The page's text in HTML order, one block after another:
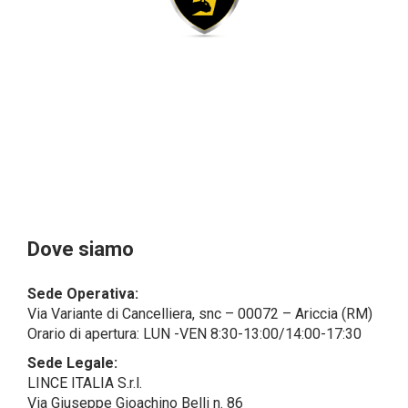
giuridiche sono in via generale escluse
dal campo di applicazione del GDPR (artt. 1 e 4 del
Alcuni segmenti dell’attività richiesta potrebbero
l’espletamento di alcune attività determinate a
società esterne che presentano le garanzie richieste
dal GDPR, abilitandole e a compiere
operazioni determinate per conto di LINCE ITALIA e
conformemente alle istruzioni fornite da
quest’ultima sulla base di specifico accordo per la
Dove siamo
Sede Operativa:
Via Variante di Cancelliera, snc – 00072 – Ariccia (RM)
Orario di apertura: LUN -VEN 8:30-13:00/14:00-17:30
Sede Legale:
LINCE ITALIA S.r.l.
Via Giuseppe Gioachino Belli n. 86